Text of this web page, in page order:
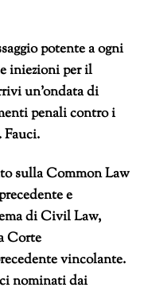
potente a ogni
iniezioni per il
un’ondata di
penali contro i
sulla Common Law
e
di Civil Law,
Corte
vincolante.
nominati dai